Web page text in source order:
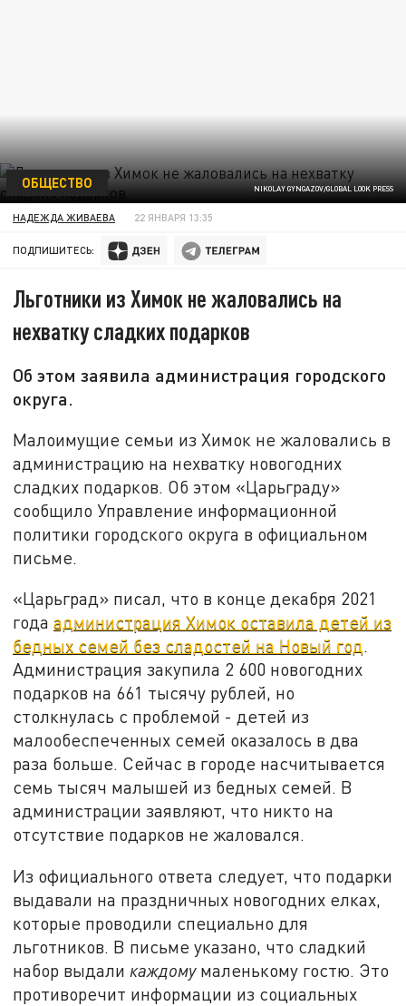
NIKOLAY GYNGAZOV/GLOBAL LOOK PRESS
ОБЩЕСТВО
НАДЕЖДА ЖИВАЕВА 22 ЯНВАРЯ 13:35
ПОДПИШИТЕСЬ:
Льготники из Химок не жаловались на
нехватку сладких подарков
Об этом заявила администрация городского
округа.
Малоимущие семьи из Химок не жаловались в
администрацию на нехватку новогодних
сладких подарков. Об этом «Царьграду»
сообщило Управление информационной
политики городского округа в официальном
письме.
«Царьград» писал, что в конце декабря 2021
годаадминистрация Химок оставила детей из
бедных семей без сладостей на Новый год.
Администрация закупила 2 600 новогодних
подарков на 661 тысячу рублей, но
столкнулась с проблемой - детей из
малообеспеченных семей оказалось в два
раза больше. Сейчас в городе насчитывается
семь тысяч малышей из бедных семей. В
администрации заявляют, что никто на
отсутствие подарков не жаловался.
Из официального ответа следует, что подарки
выдавали на праздничных новогодних елках,
которые проводили специально для
льготников. В письме указано, что сладкий
набор выдали каждомумаленькому гостю. Это
противоречит информации из социальных